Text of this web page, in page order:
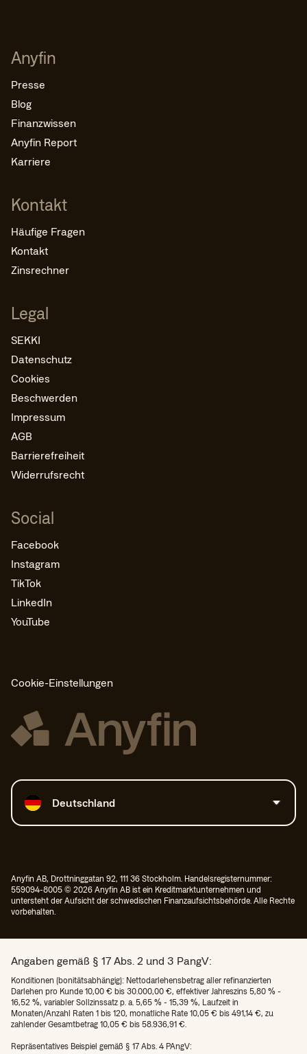
Anyfin
Presse
Blog
Finanzwissen
Anyfin Report
Karriere
Kontakt
Häufige Fragen
Kontakt
Zinsrechner
Legal
SEKKI
Datenschutz
Cookies
Beschwerden
Impressum
AGB
Barrierefreiheit
Widerrufsrecht
Social
Facebook
Instagram
TikTok
LinkedIn
YouTube
Cookie-Einstellungen
Land auswählen
Deutschland
Anyfin AB, Drottninggatan 92, 111 36 Stockholm. Handelsregisternummer:
559094-8005 © 2026 Anyfin AB ist ein Kreditmarktunternehmen und
untersteht der Aufsicht der schwedischen Finanzaufsichtsbehörde. Alle Rechte
vorbehalten.
Angaben gemäß § 17 Abs. 2 und 3 PangV:
Konditionen (bonitätsabhängig): Nettodarlehensbetrag aller refinanzierten
Darlehen pro Kunde 10,00 € bis 30.000,00 €, effektiver Jahreszins 5,80 % -
16,52 %, variabler Sollzinssatz p. a. 5,65 % - 15,39 %, Laufzeit in
Monaten/Anzahl Raten 1 bis 120, monatliche Rate 10,05 € bis 491,14 €, zu
zahlender Gesamtbetrag 10,05 € bis 58.936,91 €.
Repräsentatives Beispiel gemäß § 17 Abs. 4 PAngV: